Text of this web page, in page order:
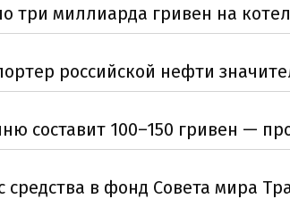
три миллиарда гривен на
российской нефти
составит 100–150 гривен —
средства в фонд Совета мира